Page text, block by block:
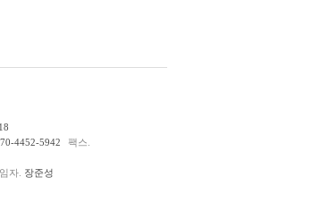
4452-5942
팩스.
자. 장준성